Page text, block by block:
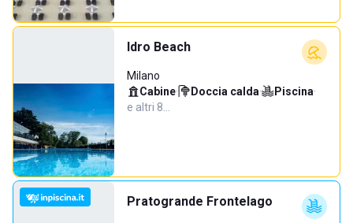
Idro Beach
Milano
Cabine· Doccia calda· Piscina·
e altri 8…
Pratogrande Frontelago